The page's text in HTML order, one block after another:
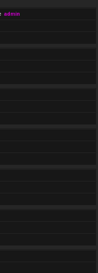
admin